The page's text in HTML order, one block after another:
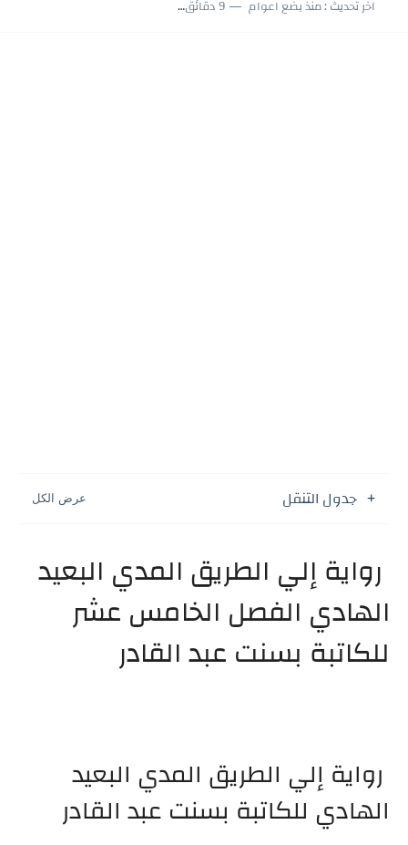
اخر تحديث :منذ بضع اعوام 9 دقائق للقراءة
جدول التنقل
رواية إلي الطريق المدي البعيد
الهادي الفصل الخامس عشر
للكاتبة بسنت عبد القادر
رواية إلي الطريق المدي البعيد
الهادي للكاتبة بسنت عبد القادر